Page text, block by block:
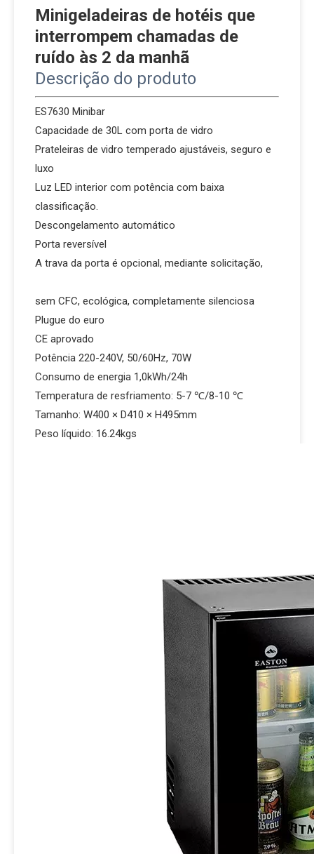
Minigeladeiras de hotéis que
interrompem chamadas de
ruído às 2 da manhã
Descrição do produto
ES7630 Minibar
Capacidade de 30L com porta de vidro
Prateleiras de vidro temperado ajustáveis, seguro e
luxo
Luz LED interior com potência com baixa
classificação.
Descongelamento automático
Porta reversível
A trava da porta é opcional, mediante solicitação,
sem CFC, ecológica, completamente silenciosa
Plugue do euro
CE aprovado
Potência 220-240V, 50/60Hz, 70W
Consumo de energia 1,0kWh/24h
Temperatura de resfriamento: 5-7 ℃/8-10 ℃
Tamanho: W400 × D410 × H495mm
Peso líquido: 16.24kgs